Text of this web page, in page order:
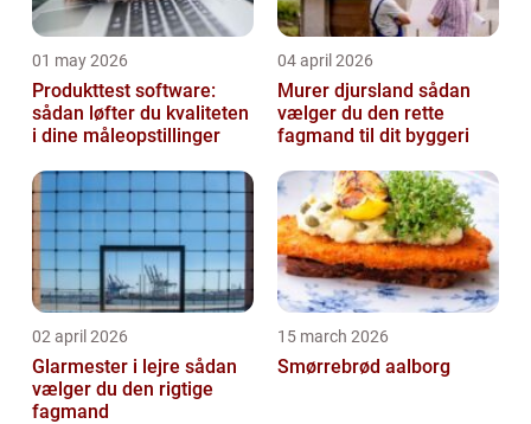
01 may 2026
Produkttest software:
sådan løfter du kvaliteten
i dine måleopstillinger
04 april 2026
Murer djursland sådan
vælger du den rette
fagmand til dit byggeri
02 april 2026
Glarmester i lejre sådan
vælger du den rigtige
fagmand
15 march 2026
Smørrebrød aalborg